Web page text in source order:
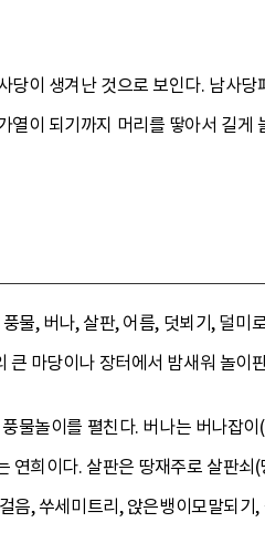
이 생겨난 것으로 보인다. 남사당
이 되기까지 머리를 땋아서 길게
물, 버나, 살판, 어름, 덧뵈기, 덜미
마당이나 장터에서 밤새워 놀이
물놀이를 펼친다. 버나는 버나잡
연희이다. 살판은 땅재주로 살판쇠
음, 쑤세미트리, 앉은뱅이모말되기,